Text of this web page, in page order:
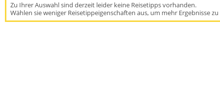
Zu Ihrer Auswahl sind derzeit leider keine Reisetipps vorhanden.
Wählen sie weniger Reisetippeigenschaften aus, um mehr Ergebnisse